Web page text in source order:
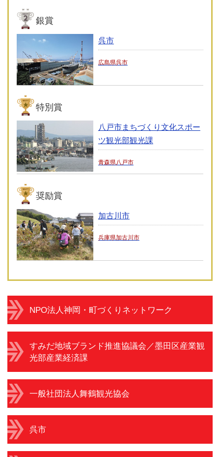
銀賞
呉市
広島県呉市
特別賞
八戸市まちづくり文化スポー
ツ観光部観光課
青森県八戸市
奨励賞
加古川市
兵庫県加古川市
NPO法人神岡・町づくりネットワーク
すみだ地域ブランド推進協議会／墨田区産業観
光部産業経済課
一般社団法人舞鶴観光協会
呉市